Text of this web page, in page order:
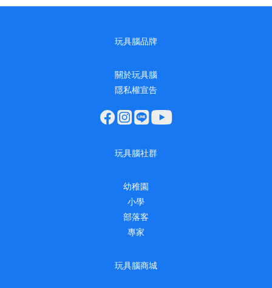
玩具腦品牌
關於玩具腦
隱私權宣告
玩具腦社群
幼稚園
小學
部落客
專家
玩具腦商城